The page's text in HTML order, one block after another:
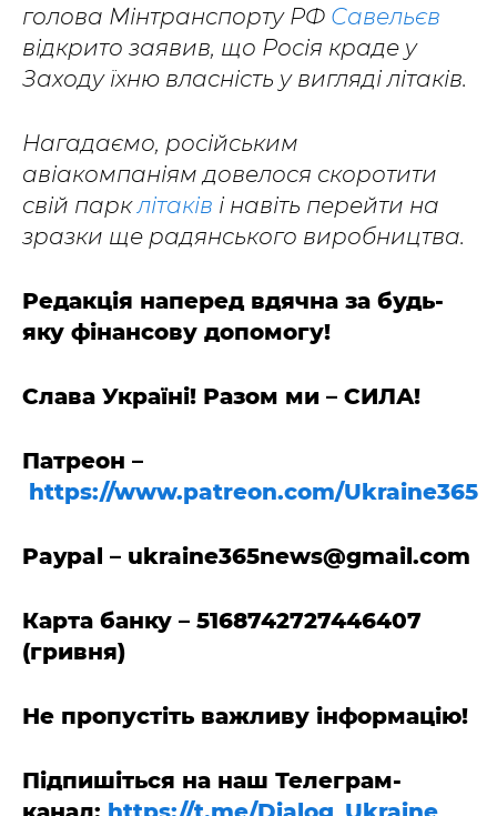
голова Мінтранспорту РФ Савельєв
відкрито заявив, що Росія краде у
Заходу їхню власність у вигляді літаків.
Нагадаємо, російським
авіакомпаніям довелося скоротити
свій парклітаків і навіть перейти на
зразки ще радянського виробництва.
Редакція наперед вдячна за будь-
яку фінансову допомогу!
Слава Україні! Разом ми – СИЛА!
Патреон –
https://www.patreon.com/Ukraine365
Paypal – ukraine365news@gmail.com
Карта банку – 5168742727446407
(гривня)
Не пропустіть важливу інформацію!
Підпишіться на наш Телеграм-